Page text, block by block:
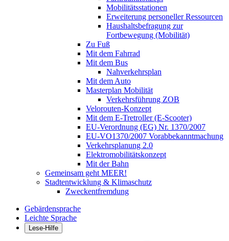
Mobilitätsstationen
Erweiterung personeller Ressourcen
Haushaltsbefragung zur
Fortbewegung (Mobilität)
Zu Fuß
Mit dem Fahrrad
Mit dem Bus
Nahverkehrsplan
Mit dem Auto
Masterplan Mobilität
Verkehrsführung ZOB
Velorouten-Konzept
Mit dem E-Tretroller (E-Scooter)
EU-Verordnung (EG) Nr. 1370/2007
EU-VO1370/2007 Vorabbekanntmachung
Verkehrsplanung 2.0
Elektromobilitätskonzept
Mit der Bahn
Gemeinsam geht MEER!
Stadtentwicklung & Klimaschutz
Zweckentfremdung
Gebärdensprache
Leichte Sprache
Lese-Hilfe